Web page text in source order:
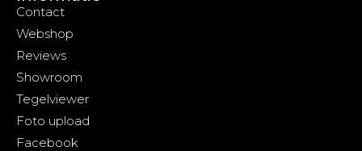
Contact
Webshop
Reviews
Showroom
Tegelviewer
Foto upload
Facebook